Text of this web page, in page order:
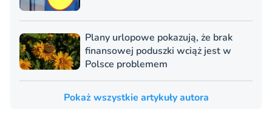
Plany urlopowe pokazują, że brak
finansowej poduszki wciąż jest w
Polsce problemem
Pokaż wszystkie artykuły autora